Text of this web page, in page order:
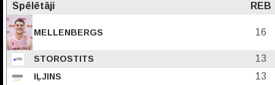
Spēlētāji
REB
MELLENBERGS 16
STOROSTITS 13
IĻJINS 13